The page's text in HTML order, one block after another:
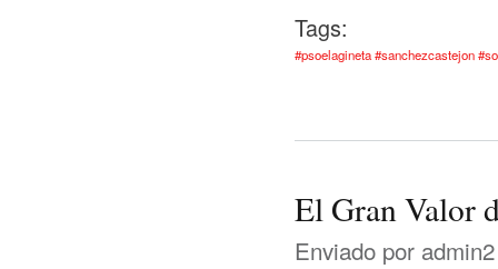
Tags:
#psoelagineta #sanchezcastejon
El Gran Valor
Enviado por admin2